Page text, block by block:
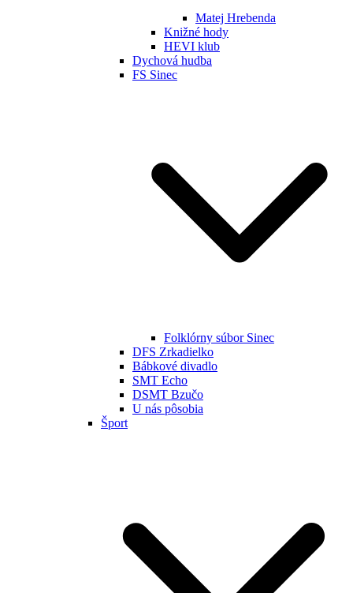
Matej Hrebenda
Knižné hody
HEVI klub
Dychová hudba
FS Sinec
Folklórny súbor Sinec
DFS Zrkadielko
Bábkové divadlo
SMT Echo
DSMT Bzučo
U nás pôsobia
Šport